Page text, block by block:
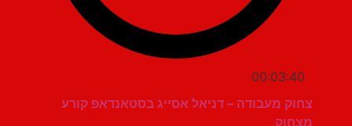
00:03:40
צחוק מעבודה – דניאל אסייג בסטאנדאפ קורע